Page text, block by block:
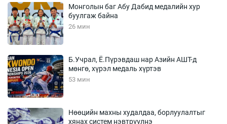
Монголын баг Абу Дабид медалийн хур
буулгаж байна
26 мин
Б.Учрал, Ё.Пүрэвдаш нар Азийн АШТ-д
мөнгө, хүрэл медаль хүртэв
53 мин
Нөөцийн махны худалдаа, борлуулалтыг
хянах систем нэвтрүүлнэ